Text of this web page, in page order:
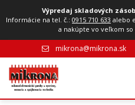
Výpredaj skladových
Informácie na tel. č.:0915 710 633 alebo
a nakúpte vo veľkom so
mikrona@mikrona.sk